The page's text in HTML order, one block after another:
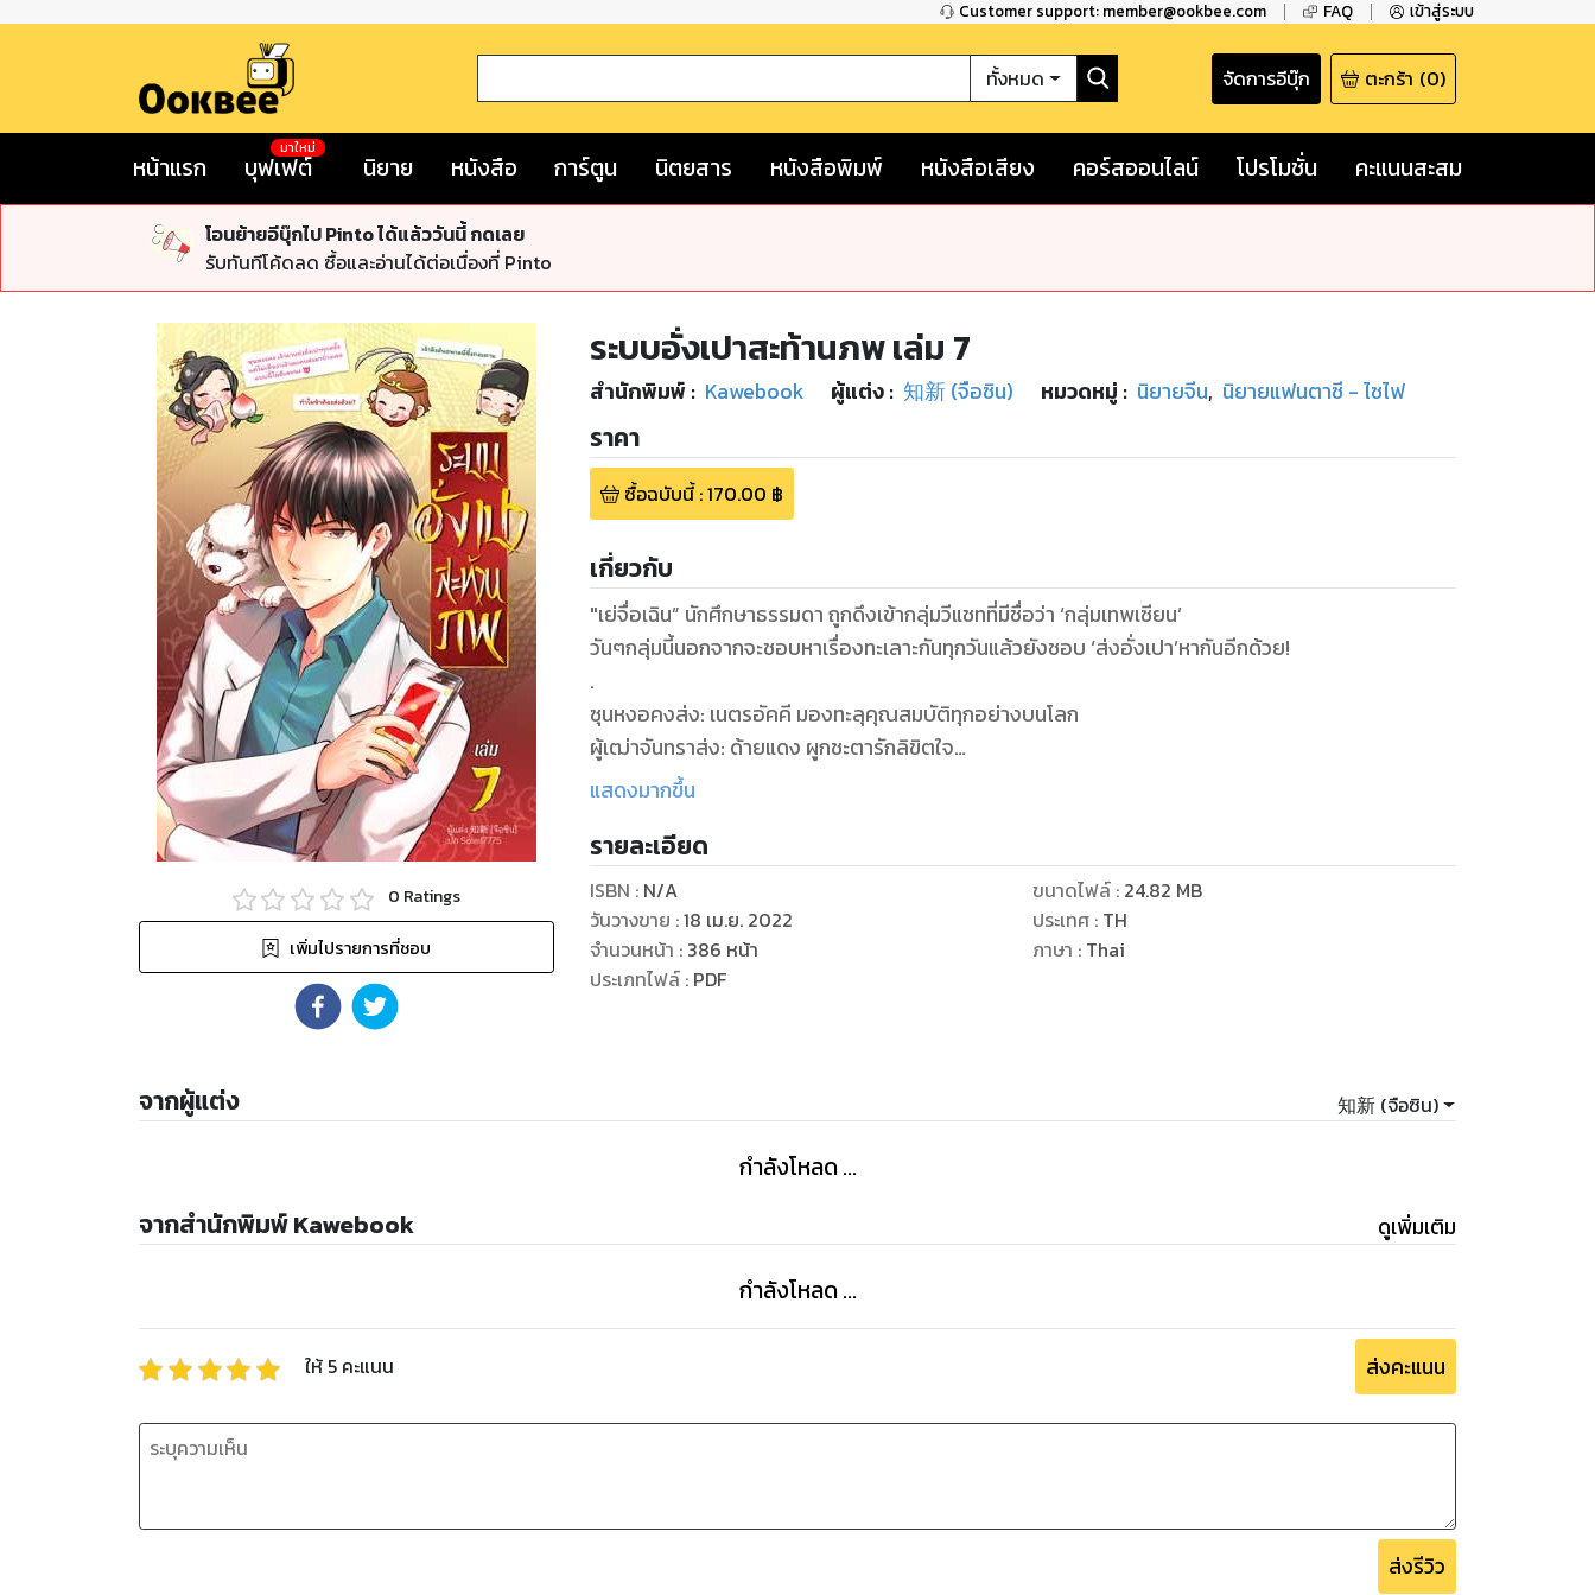
Customer support: member@ookbee.com FAQ เข้าสู่ระบบ
ทั้งหมด จัดการอีบุ๊ก ตะกร้า (0)
หน้าแรก บุฟเฟต์
มาใหม่
นิยาย หนังสือ การ์ตูน นิตยสาร หนังสือพิมพ์ หนังสือเสียง คอร์สออนไลน์ โปรโมชั่น คะแนนสะสม
โอนย้ายอีบุ๊กไป Pinto ได้แล้ววันนี้ กดเลย
รับทันทีโค้ดลด ซื้อและอ่านได้ต่อเนื่องที่ Pinto
0 Ratings
เพิ่มไปรายการที่ชอบ
ระบบอั่งเปาสะท้านภพ เล่ม 7
สำนักพิมพ์ : Kawebook ผู้แต่ง : 知新 (จือซิน) หมวดหมู่ : นิยายจีน, นิยายแฟนตาซี - ไซไฟ
ราคา
ซื้อฉบับนี้:170.00 ฿
เกี่ยวกับ
"เย่จื่อเฉิน” นักศึกษาธรรมดา ถูกดึงเข้ากลุ่มวีแชทที่มีชื่อว่า ‘กลุ่มเทพเซียน’
วันๆกลุ่มนี้นอกจากจะชอบหาเรื่องทะเลาะกันทุกวันแล้วยังชอบ ‘ส่งอั่งเปา’หากันอีกด้วย!
.
ซุนหงอคงส่ง: เนตรอัคคี มองทะลุคุณสมบัติทุกอย่างบนโลก
ผู้เฒ่าจันทราส่ง: ด้ายแดง ผูกชะตารักลิขิตใจ
ไท่ซางเหล่าจวินส่ง: ยาวิเศษ ปลุกชีวิต ถึงแม้ใกล้ตาย หากกลืนเข้าไปก็กลับกลายเป็นหนุ่มสาว!
แต่ทุกอย่างย่อมมีข้อแลกเปลี่ยน!
พวกเทพเองก็ต้องการของวิเศษจากโลกมนุษย์เช่นกัน (สิ่งนั้นก็คือ...นมเปรี้ยวและน้ำอัดลม??)
นั่นเลยทำให้เขาได้กลายเป็นสหายและพ่อค้าแลกเปลี่ยนสินค้ากับพวกเทพไปซะงั้น
ทว่าเหตุผลแท้จริงที่ทำให้เขาถูกดึงเข้ากลุ่มมานั้นยังคงเป็นปริศนา...
แสดงมากขึ้น
รายละเอียด
ISBN : N/A
วันวางขาย :18 เม.ย. 2022
จำนวนหน้า : 386 หน้า
ประเภทไฟล์: PDF
ขนาดไฟล์: 24.82 MB
ประเทศ : TH
ภาษา : Thai
จากผู้แต่ง 知新 (จือซิน)
กำลังโหลด ...
จากสำนักพิมพ์ Kawebook ดูเพิ่มเติม
กำลังโหลด ...
ให้ 5 คะแนน ส่งคะแนน
ส่งรีวิว